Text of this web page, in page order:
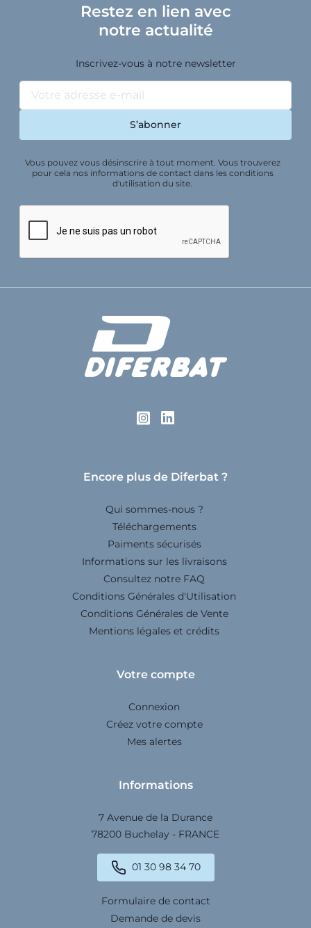
Restez en lien avec
notre actualité
Inscrivez-vous à notre newsletter
Vous pouvez vous désinscrire à tout moment. Vous trouverez
pour cela nos informations de contact dans les conditions
d'utilisation du site.
Encore plus de Diferbat ?
Qui sommes-nous ?
Téléchargements
Paiments sécurisés
Informations sur les livraisons
Consultez notre FAQ
Conditions Générales d'Utilisation
Conditions Générales de Vente
Mentions légales et crédits
Votre compte
Connexion
Créez votre compte
Mes alertes
Informations
7 Avenue de la Durance
78200 Buchelay - FRANCE
01 30 98 34 70
Formulaire de contact
Demande de devis